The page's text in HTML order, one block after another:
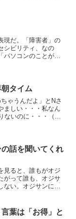
現だ。「障害者」の
シビリティ、なの
ソコンのことがよ
付で書類...
タイム
ゃうんだよ」とNさ
ましい・・・私なん
ないのに・・・（身
...話を聞いてくれ
見ると、誰もがオジ
がって誰も、オジサ
ない。オジサンに然
んたちは心の中に不
「定年...
葉は「お得」と